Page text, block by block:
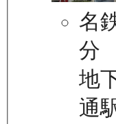
名
分
地
通